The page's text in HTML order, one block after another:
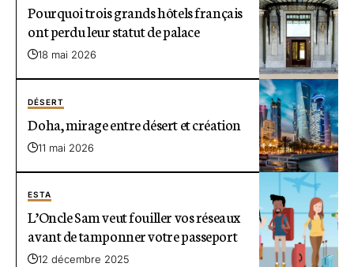
Pourquoi trois grands hôtels français
ont perdu leur statut de palace
18 mai 2026
DÉSERT
Doha, mirage entre désert et création
11 mai 2026
ESTA
L’Oncle Sam veut fouiller vos réseaux
avant de tamponner votre passeport
12 décembre 2025